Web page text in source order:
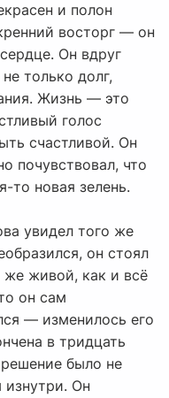
и полон
восторг — он
Он вдруг
только долг,
Жизнь — это
голос
счастливой. Он
почувствовал, что
то новая зелень.
увидел того же
он стоял
же живой, как и всё
он сам
— изменилось его
в тридцать
было не
Он